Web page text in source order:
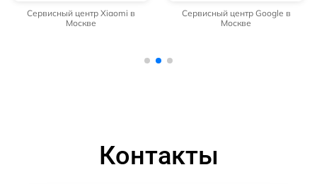
Сервисный центр Xiaomi в
Москве
Сервисный центр Google в
Москве
Контакты